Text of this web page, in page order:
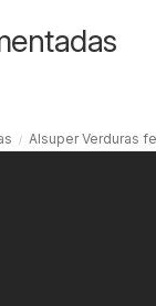
Alsuper Verduras